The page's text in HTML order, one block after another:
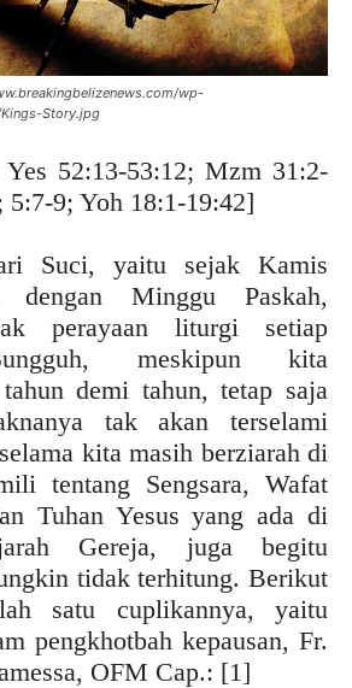
wp-
Story.jpg
52:13-53:12; Mzm 31:2-
5:7-9; Yoh 18:1-19:42]
Suci, yaitu sejak Kamis
dengan Minggu Paskah,
perayaan liturgi setiap
meskipun kita
demi tahun, tetap saja
tak akan terselami
kita masih berziarah di
tentang Sengsara, Wafat
Tuhan Yesus yang ada di
Gereja, juga begitu
tidak terhitung. Berikut
satu cuplikannya, yaitu
pengkhotbah kepausan, Fr.
OFM Cap.: [1]